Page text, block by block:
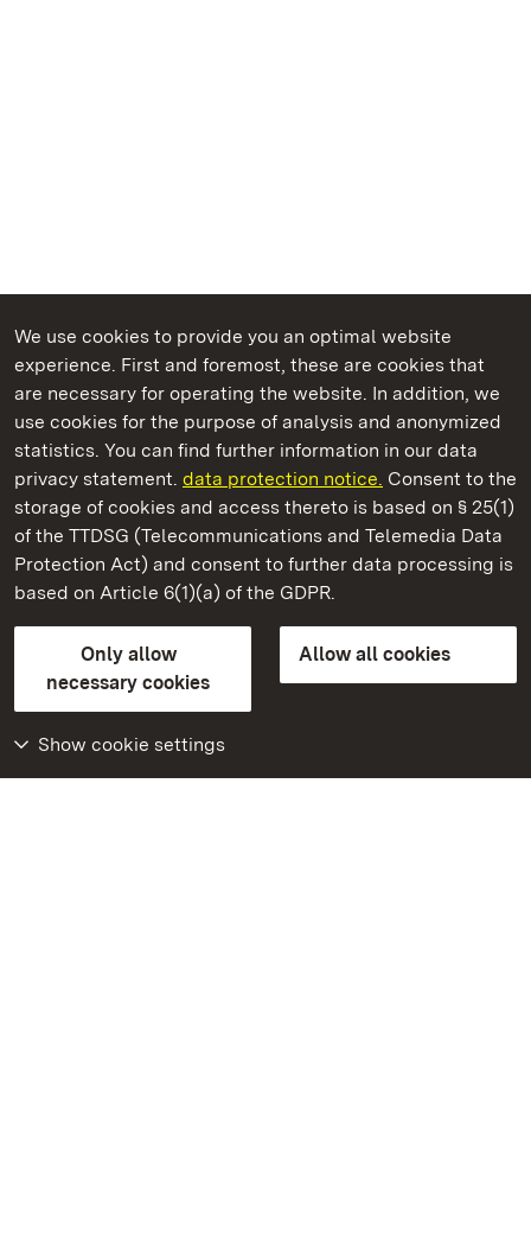
We use cookies to provide you an optimal website
experience. First and foremost, these are cookies that
are necessary for operating the website. In addition, we
use cookies for the purpose of analysis and anonymized
statistics. You can find further information in our data
privacy statement. data protection notice. Consent to the
storage of cookies and access thereto is based on § 25(1)
of the TTDSG (Telecommunications and Telemedia Data
Protection Act) and consent to further data processing is
based on Article 6(1)(a) of the GDPR.
Only allow
necessary cookies
Allow all cookies
Show cookie settings
State Palaces and Gardens of Baden-Wuerttemberg
Schwetzingen Palace and Gardens
State Palaces and Gardens of Baden-Wuerttemberg
Contact usFAQMasthead
Declaration on barrier-free access
BITV-konform (geprüfte Seiten)